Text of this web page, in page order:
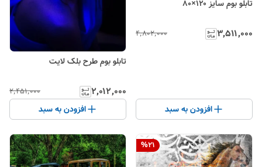
تابلو بوم سایز ۱۲۰×۸۰
۳٬۵۱۱٬۰۰۰ ۴٬۸۰۲٬۰۰۰
افزودن به سبد
تابلو بوم طرح بلک لایت
۲٬۰۱۲٬۰۰۰ ۲٬۴۵۱٬۰۰۰
افزودن به سبد
%21